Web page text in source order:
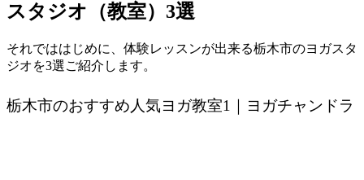
スタジオ（教室）3選
それでははじめに、体験レッスンが出来る栃木市のヨガスタ
ジオを3選ご紹介します。
栃木市のおすすめ人気ヨガ教室1｜ヨガチャンドラ